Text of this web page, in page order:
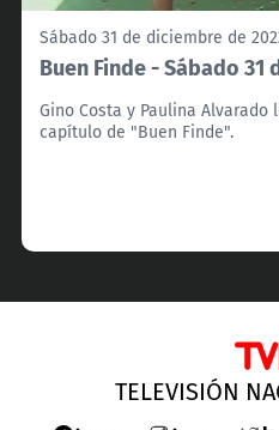
Sábado 31 de diciembre de
Buen Finde - Sábado 31
Gino Costa y Paulina Alvarado
capítulo de "Buen Finde".
TELEVISIÓN